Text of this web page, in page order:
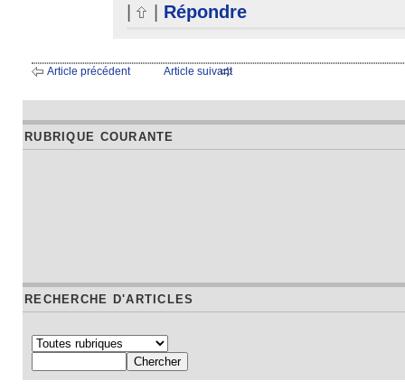
| | Répondre
Article précédent Article suivant
RUBRIQUE COURANTE
RECHERCHE D'ARTICLES